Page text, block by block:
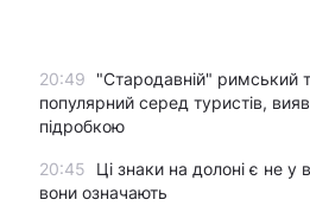
20:49
"Стародавній" римський
популярний серед туристів,
підробкою
20:45
Ці знаки на долоні є не у
вони означають